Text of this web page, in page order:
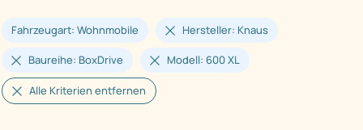
Fahrzeugart: Wohnmobile Hersteller: Knaus
Baureihe: BoxDrive Modell: 600 XL
Alle Kriterien entfernen